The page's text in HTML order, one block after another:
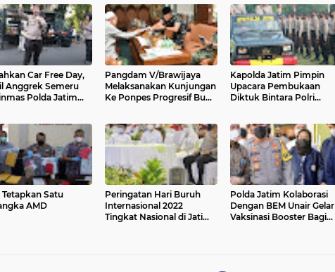
Car Free Day,
Anggrek Semeru
Polda Jatim
Pangdam V/Brawijaya
Melaksanakan Kunjungan
Ke Ponpes Progresif Bumi
Kapolda Jatim Pimpin
Upacara Pembukaan
Diktuk Bintara Polri
Tetapkan Satu
AMD
Peringatan Hari Buruh
Internasional 2022
Tingkat Nasional di Jatim,
Polda Jatim Kolaborasi
Dengan BEM Unair Gelar
Vaksinasi Booster Bagi